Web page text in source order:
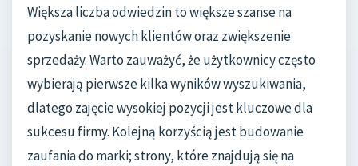
Większa liczba odwiedzin to większe szanse na
pozyskanie nowych klientów oraz zwiększenie
sprzedaży. Warto zauważyć, że użytkownicy często
wybierają pierwsze kilka wyników wyszukiwania,
dlatego zajęcie wysokiej pozycji jest kluczowe dla
sukcesu firmy. Kolejną korzyścią jest budowanie
zaufania do marki; strony, które znajdują się na